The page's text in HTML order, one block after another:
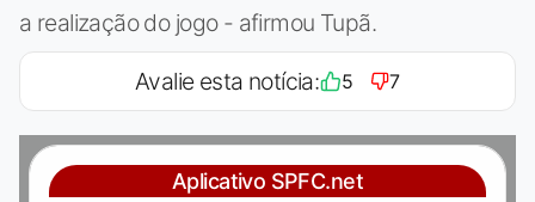
a realização do jogo - afirmou Tupã.
Avalie esta notícia: 5 7
Aplicativo SPFC.net